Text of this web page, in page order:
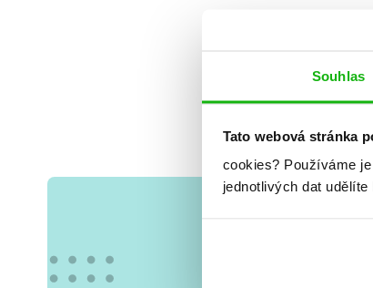
Souhlas
Tato webová stránka
cookies? Používáme
jednotlivých dat